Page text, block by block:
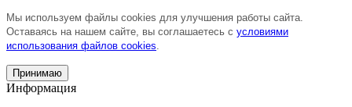
Мы используем файлы cookies для улучшения работы сайта.
Оставаясь на нашем сайте, вы соглашаетесь с условиями
использования файлов cookies.
Принимаю
Информация